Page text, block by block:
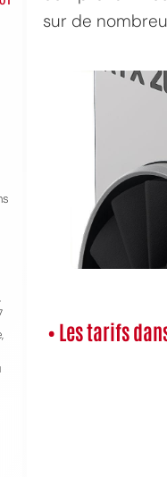
sur de
• Les tarifs